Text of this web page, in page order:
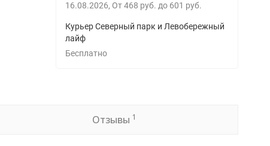
16.08.2026 От 468 руб. до 601 руб.
Курьер Северный парк и Левобережный
лайф
Бесплатно
Отзывы 1